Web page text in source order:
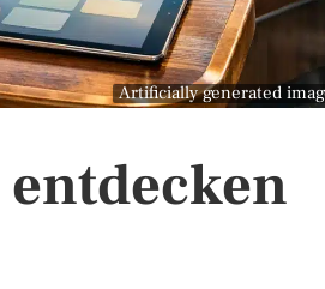
Artificially generated